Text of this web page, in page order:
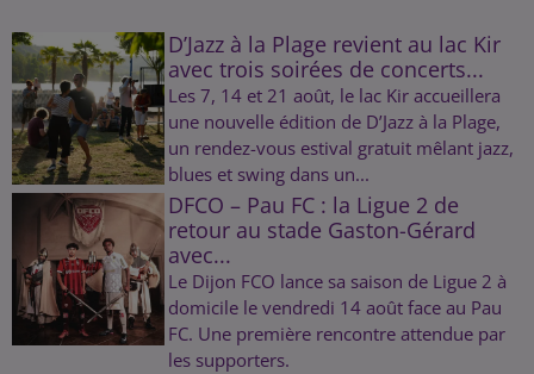
D’Jazz à la Plage revient au lac Kir
avec trois soirées de concerts...
Les 7, 14 et 21 août, le lac Kir accueillera
une nouvelle édition de D’Jazz à la Plage,
un rendez-vous estival gratuit mêlant jazz,
blues et swing dans un...
DFCO – Pau FC : la Ligue 2 de
retour au stade Gaston-Gérard
avec...
Le Dijon FCO lance sa saison de Ligue 2 à
domicile le vendredi 14 août face au Pau
FC. Une première rencontre attendue par
les supporters.